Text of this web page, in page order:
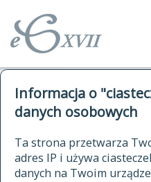
Informacja o
danych osobowych
Ta strona przetwarza
adres IP i używa
danych na Twoim
autorzy Słownika
historia
publikacje
źródła
kwerendy
jak cytować Słownik
JĘZYKA